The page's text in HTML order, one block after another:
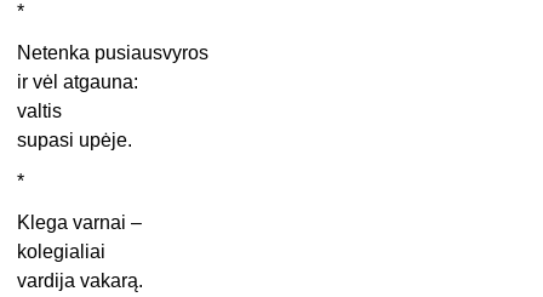
*
Netenka pusiausvyros
ir vėl atgauna:
valtis
supasi upėje.
*
Klega varnai –
kolegialiai
vardija vakarą.